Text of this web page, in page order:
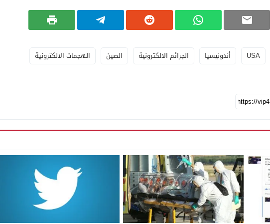
USA أندونيسيا الجرائم الالكترونية الصين
الهجمات الالكترونية